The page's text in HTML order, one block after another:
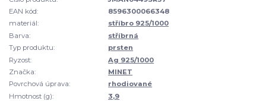
EAN kód:
8596300066348
materiál:
stříbro 925/1000
Barva:
stříbrná
Typ produktu:
prsten
Ryzost:
Ag 925/1000
Značka:
MINET
Povrchová úprava:
rhodiované
Hmotnost (g):
3,9